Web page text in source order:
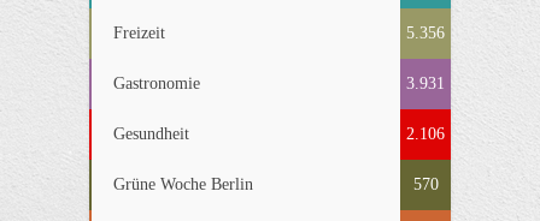
Freizeit 5.356
Gastronomie 3.931
Gesundheit 2.106
Grüne Woche Berlin 570